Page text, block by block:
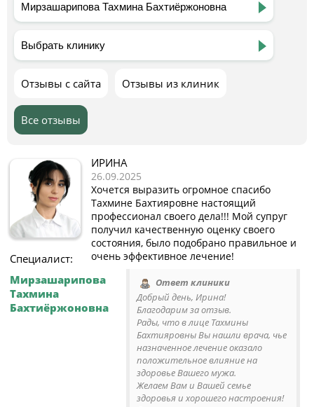
Отзывы с сайта Отзывы из клиник
Все отзывы
Специалист:
Мирзашарипова
Тахмина
Бахтиёржоновна
ИРИНА
26.09.2025
Хочется выразить огромное спасибо
Тахмине Бахтияровне настоящий
профессионал своего дела!!! Мой супруг
получил качественную оценку своего
состояния, было подобрано правильное и
очень эффективное лечение!
Ответ клиники
Добрый день, Ирина!
Благодарим за отзыв.
Рады, что в лице Тахмины
Бахтияровны Вы нашли врача, чье
назначенное лечение оказало
положительное влияние на
здоровье Вашего мужа.
Желаем Вам и Вашей семье
здоровья и хорошего настроения!